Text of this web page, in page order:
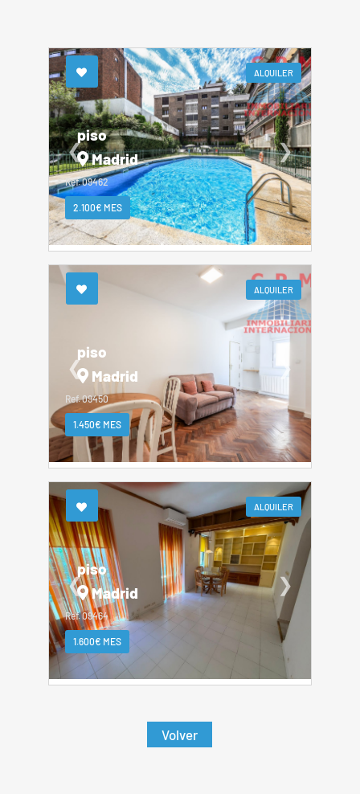
ALQUILER
piso
Madrid
Ref. 09462
2.100€ MES
❮ ❯
ALQUILER
piso
Madrid
Ref. 09450
1.450€ MES
❮ ❯
ALQUILER
piso
Madrid
Ref. 09464
1.600€ MES
❮ ❯
Volver